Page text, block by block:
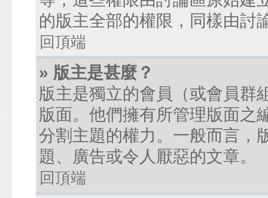
的版主全部的權限，同樣由討
回頂端
» 版主是甚麼？
版主是獨立的會員（或會員群
版面。他們擁有所管理版面之
分割主題的權力。一般而言，
題、廣告或令人厭惡的文章。
回頂端